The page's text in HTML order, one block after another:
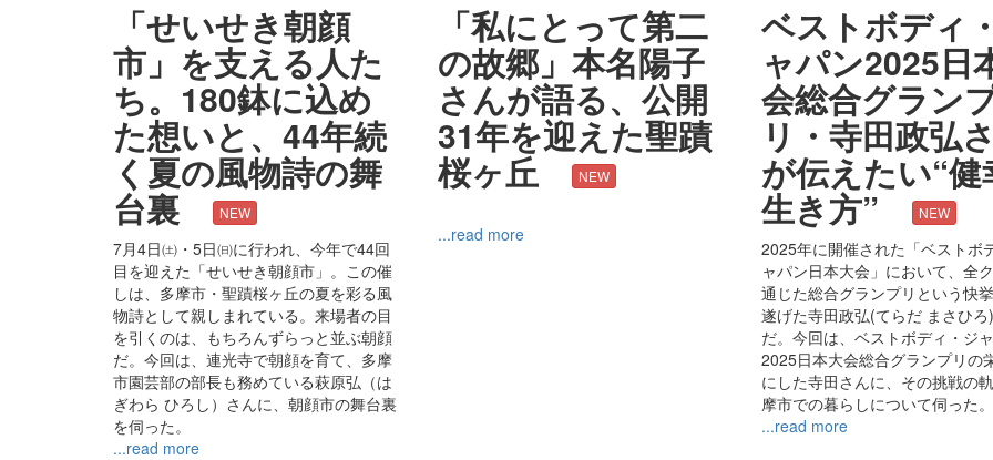
「せいせき朝顔
市」を支える人た
ち。180鉢に込め
た想いと、44年続
く夏の風物詩の舞
台裏 NEW
7月4日㈯・5日㈰に行われ、今年で44回
目を迎えた「せいせき朝顔市」。この催
しは、多摩市・聖蹟桜ヶ丘の夏を彩る風
物詩として親しまれている。来場者の目
を引くのは、もちろんずらっと並ぶ朝顔
だ。今回は、連光寺で朝顔を育て、多摩
市園芸部の部長も務めている萩原弘（は
ぎわら ひろし）さんに、朝顔市の舞台裏
を伺った。
...read more
「私にとって第二
の故郷」本名陽子
さんが語る、公開
31年を迎えた聖蹟
桜ヶ丘 NEW
...read more
ベストボディ
ャパン2025日
会総合グラン
リ・寺田政弘
が伝えたい“健
生き方” NEW
2025年に開催された「ベストボ
ャパン日本大会」において、全
通じた総合グランプリという快
遂げた寺田政弘(てらだ まさひ
だ。今回は、ベストボディ・ジ
2025日本大会総合グランプリの
にした寺田さんに、その挑戦の
摩市での暮らしについて伺った。
...read more